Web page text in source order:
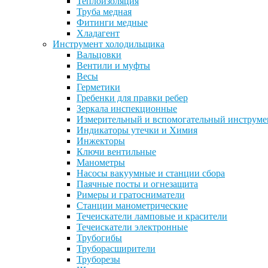
Труба медная
Фитинги медные
Хладагент
Инструмент холодильщика
Вальцовки
Вентили и муфты
Весы
Герметики
Гребенки для правки ребер
Зеркала инспекционные
Измерительный и вспомогательный
Индикаторы утечки и Химия
Инжекторы
Ключи вентильные
Манометры
Насосы вакуумные и станции сбора
Паячные посты и огнезащита
Римеры и гратосниматели
Станции манометрические
Течеискатели ламповые и красители
Течеискатели электронные
Трубогибы
Труборасширители
Труборезы